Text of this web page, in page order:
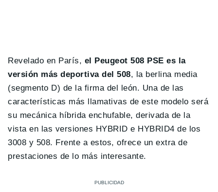
Revelado en París, el Peugeot 508 PSE es la
versión más deportiva del 508, la berlina media
(segmento D) de la firma del león. Una de las
características más llamativas de este modelo será
su mecánica híbrida enchufable, derivada de la
vista en las versiones HYBRID e HYBRID4 de los
3008 y 508. Frente a estos, ofrece un extra de
prestaciones de lo más interesante.